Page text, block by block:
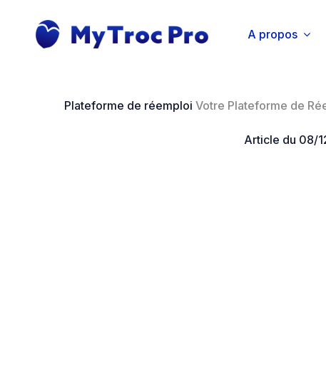
A propos
Plateforme de réemploi Votre Plateforme de
Article du 08/